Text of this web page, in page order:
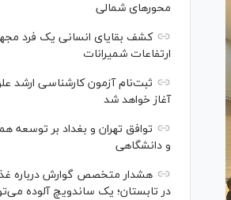
محورهای شمالی
کشف بقایای انسانی یک فرد
ارتفاعات شمیرانات
ثبت‌نام آزمون کارشناسی ارشد
آغاز خواهد شد
توافق تهران و بغداد بر توسعه
و دانشگاهی
هشدار متخصص گوارش درباره
در تابستان؛ یک ساندویچ آلوده